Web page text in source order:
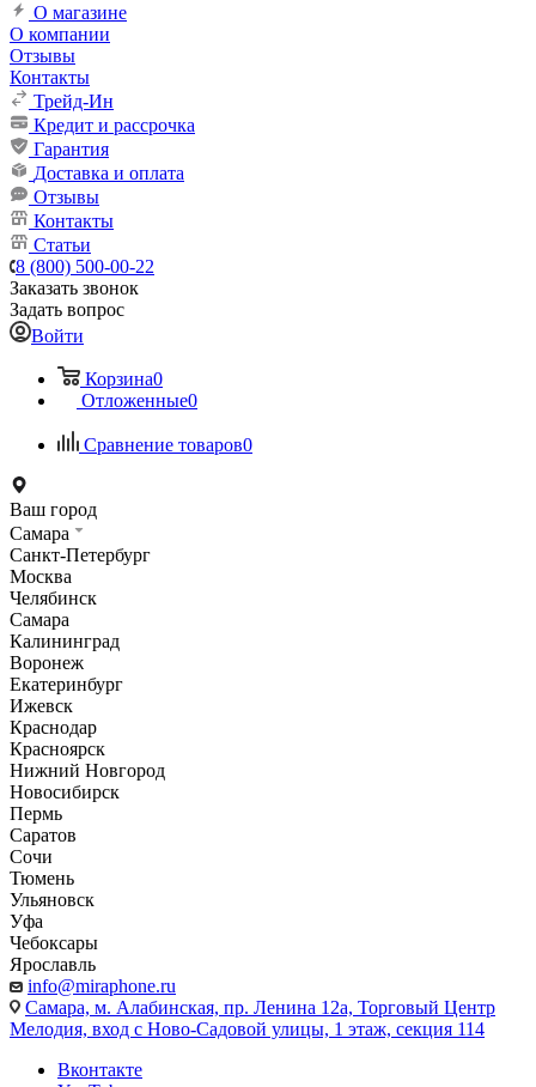
О магазине
О компании
Отзывы
Контакты
Трейд-Ин
Кредит и рассрочка
Гарантия
Доставка и оплата
Отзывы
Контакты
Статьи
8 (800) 500-00-22
Заказать звонок
Задать вопрос
Войти
Корзина0
Отложенные0
Сравнение товаров0
Ваш город
Самара
Санкт-Петербург
Москва
Челябинск
Самара
Калининград
Воронеж
Екатеринбург
Ижевск
Краснодар
Красноярск
Нижний Новгород
Новосибирск
Пермь
Саратов
Сочи
Тюмень
Ульяновск
Уфа
Чебоксары
Ярославль
info@miraphone.ru
Самара, м. Алабинская, пр. Ленина 12а, Торговый Центр
Мелодия, вход с Ново-Садовой улицы, 1 этаж, секция 114
Вконтакте